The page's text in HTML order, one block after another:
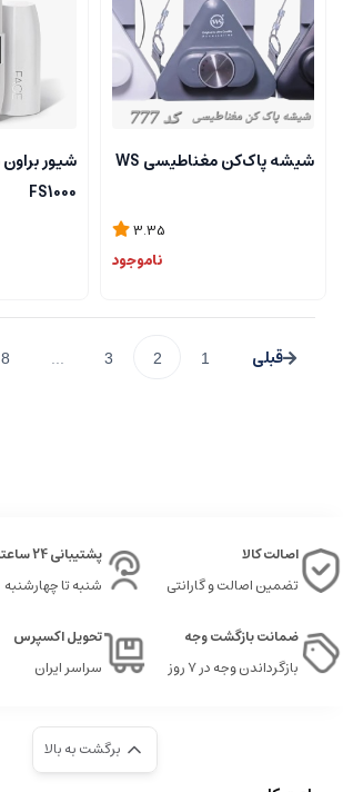
شیشه پاک‌کن مغناطیسی WS
3.35
ناموجود
FS1000
1
2
3
8
اصالت کالا
تضمین اصالت و گارانتی
پشتیبانی 24 ساعته
شنبه تا چهارشنبه
ضمانت بازگشت وجه
بازگرداندن وجه در ۷ روز
تحویل اکسپرس
سراسر ایران
برگشت به بالا